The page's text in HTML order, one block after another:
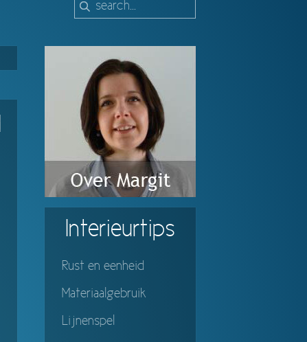
Interieurtips
Rust en eenheid
Materiaalgebruik
Lijnenspel